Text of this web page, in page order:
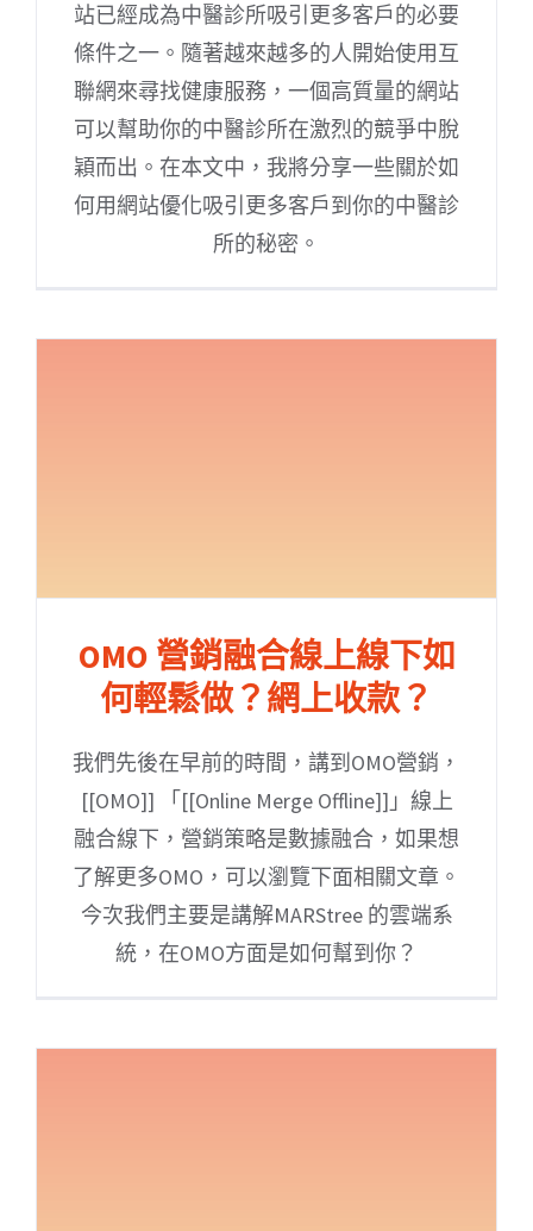
站已經成為中醫診所吸引更多客戶的必要
條件之一。隨著越來越多的人開始使用互
聯網來尋找健康服務，一個高質量的網站
可以幫助你的中醫診所在激烈的競爭中脫
穎而出。在本文中，我將分享一些關於如
何用網站優化吸引更多客戶到你的中醫診
所的秘密。
OMO 營銷融合線上線下如
何輕鬆做？網上收款？
我們先後在早前的時間，講到OMO營銷，
[[OMO]] 「[[Online Merge Offline]]」線上
融合線下，營銷策略是數據融合，如果想
了解更多OMO，可以瀏覽下面相關文章。
今次我們主要是講解MARStree 的雲端系
統，在OMO方面是如何幫到你？